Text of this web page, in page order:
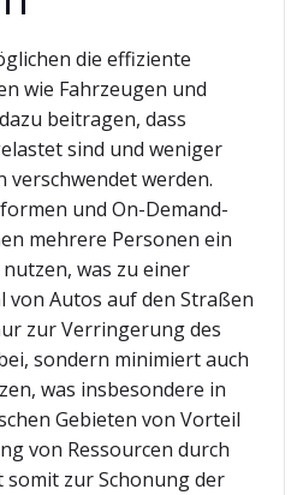
die effiziente
wie Fahrzeugen und
beitragen, dass
sind und weniger
werden.
und On-Demand-
mehrere Personen ein
was zu einer
von Autos auf den Straßen
zur Verringerung des
sondern minimiert auch
was insbesondere in
Gebieten von Vorteil
von Ressourcen durch
zur Schonung der